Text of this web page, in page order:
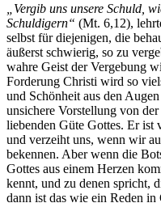
„Vergib uns unsere Schuld,
Schuldigern“ (Mt. 6,12),
selbst für diejenigen, die
äußerst schwierig, so zu
wahre Geist der Vergebung
Forderung Christi wird so
und Schönheit aus den
unsichere Vorstellung von
liebenden Güte Gottes. Er
und verzeiht uns, wenn wir
bekennen. Aber wenn die
Gottes aus einem Herzen
kennt, und zu denen spricht,
dann ist das wie ein Reden